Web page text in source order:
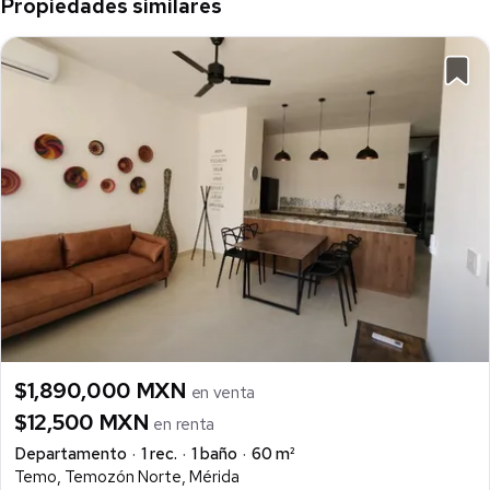
Propiedades similares
$1,890,000 MXN en venta
$12,500 MXN en renta
Departamento
1 rec. 1 baño
60 m²
Temo, Temozón Norte, Mérida